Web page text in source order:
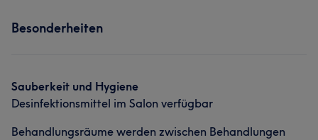
Portfolio
Portfolio
Besonderheiten
Sauberkeit und Hygiene
Desinfektionsmittel im Salon verfügbar
Behandlungsräume werden zwischen Behandlungen